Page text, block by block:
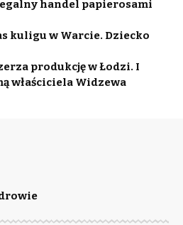
handel papierosami
kuligu w Warcie. Dziecko
produkcję w Łodzi. I
właściciela Widzewa